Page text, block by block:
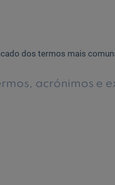
dos termos mais
acrónimos e